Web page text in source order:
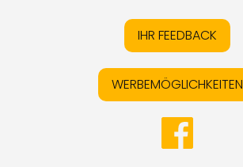
IHR FEEDBACK
WERBEMÖGLICHKEITEN